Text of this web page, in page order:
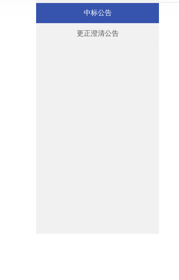
中标公告
更正澄清公告